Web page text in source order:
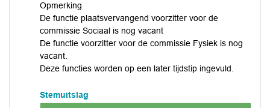
Opmerking
De functie plaatsvervangend voorzitter voor de
commissie Sociaal is nog vacant
De functie voorzitter voor de commissie Fysiek is nog
vacant.
Deze functies worden op een later tijdstip ingevuld.
Stemuitslag